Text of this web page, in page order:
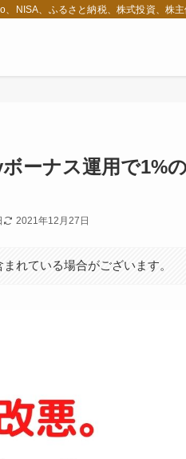
NISA、ふるさと納税、株式投資、株
ーナス運用で1%
2021年12月27日
れている場合がございます。